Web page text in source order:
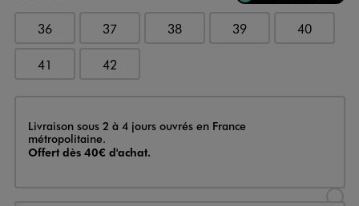
36 37 38 39 40
41 42
Livraison
Livraison sous 2 à 4 jours ouvrés en France
métropolitaine.
Offert dès 40€ d'achat.